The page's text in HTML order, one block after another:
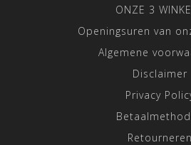
ONZE 3
Openingsuren van
Algemene
Disclaimer
Privacy
Retourneren